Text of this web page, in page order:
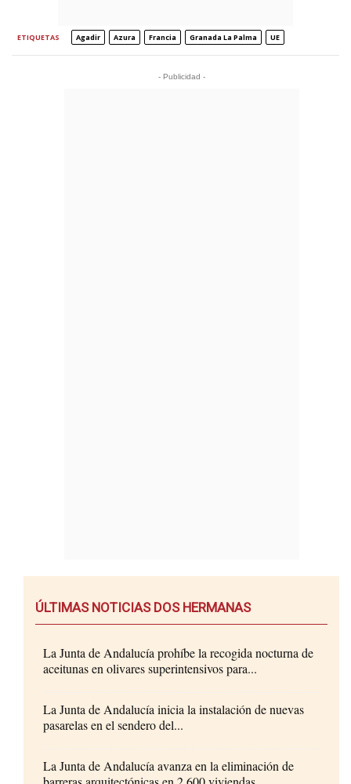
ETIQUETAS Agadir Azura Francia Granada La Palma UE
- Publicidad -
ÚLTIMAS NOTICIAS DOS HERMANAS
La Junta de Andalucía prohíbe la recogida nocturna de
aceitunas en olivares superintensivos para...
La Junta de Andalucía inicia la instalación de nuevas
pasarelas en el sendero del...
La Junta de Andalucía avanza en la eliminación de